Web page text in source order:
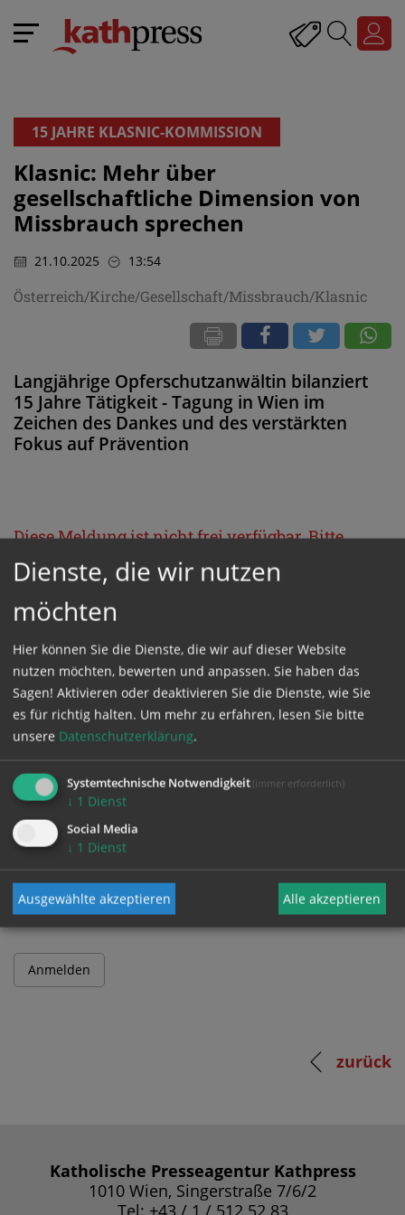
15 JAHRE KLASNIC-KOMMISSION
Klasnic: Mehr über
gesellschaftliche Dimension von
Missbrauch sprechen
21.10.2025 13:54
Österreich/Kirche/Gesellschaft/Missbrauch/Klasnic
Langjährige Opferschutzanwältin bilanziert
15 Jahre Tätigkeit - Tagung in Wien im
Zeichen des Dankes und des verstärkten
Fokus auf Prävention
Diese Meldung ist nicht frei verfügbar. Bitte
loggen Sie sich ein, oder bestellen Sie das
Kathpress_online
GESCHÜTZTER BEREICH
Bitte melden Sie sich mit Ihrem Benutzernamen
und Passwort an.
Benutzername
Passwort
zurück
Katholische Presseagentur Kathpress
1010 Wien, Singerstraße 7/6/2
Tel: +43 / 1 / 512 52 83
Dienste, die wir nutzen
möchten
Hier können Sie die Dienste, die wir auf dieser Website
nutzen möchten, bewerten und anpassen. Sie haben das
Sagen! Aktivieren oder deaktivieren Sie die Dienste, wie Sie
es für richtig halten. Um mehr zu erfahren, lesen Sie bitte
unsere Datenschutzerklärung.
Systemtechnische Notwendigkeit (immer erforderlich)
↓ 1 Dienst
Social Media
↓ 1 Dienst
Ausgewählte akzeptieren Alle akzeptieren